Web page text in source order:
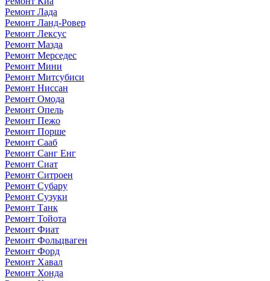
Ремонт Лада
Ремонт Ланд-Ровер
Ремонт Лексус
Ремонт Мазда
Ремонт Мерседес
Ремонт Мини
Ремонт Митсубиси
Ремонт Ниссан
Ремонт Омода
Ремонт Опель
Ремонт Пежо
Ремонт Порше
Ремонт Сааб
Ремонт Санг Енг
Ремонт Сиат
Ремонт Ситроен
Ремонт Субару
Ремонт Сузуки
Ремонт Танк
Ремонт Тойота
Ремонт Фиат
Ремонт Фольцваген
Ремонт Форд
Ремонт Хавал
Ремонт Хонда